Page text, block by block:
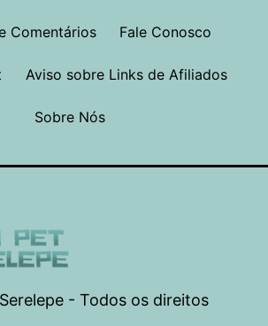
Comentários Fale Conosco
Aviso sobre Links de Afiliados
Sobre Nós
- Todos os direitos